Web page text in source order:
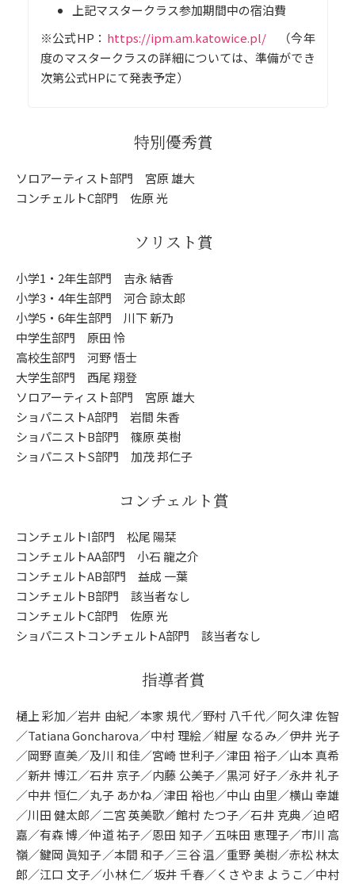
上記マスタークラス参加期間中の宿泊費
※公式HP： https://ipm.am.katowice.pl/（今年
度のマスタークラスの詳細については、準備ができ
次第公式HPにて発表予定）
特別優秀賞
ソロアーティスト部門 宮原 雄大
コンチェルトC部門 佐原 光
ソリスト賞
小学1・2年生部門 吉永 結香
小学3・4年生部門 河合 諒太郎
小学5・6年生部門 川下 新乃
中学生部門 原田 怜
高校生部門 河野 悟士
大学生部門 西尾 翔登
ソロアーティスト部門 宮原 雄大
ショパニストA部門 岩間 朱香
ショパニストB部門 篠原 英樹
ショパニストS部門 加茂 邦仁子
コンチェルト賞
コンチェルトI部門 松尾 陽栞
コンチェルトAA部門 小石 龍之介
コンチェルトAB部門 益成 一葉
コンチェルトB部門 該当者なし
コンチェルトC部門 佐原 光
ショパニストコンチェルトA部門 該当者なし
指導者賞
樋上 彩加／岩井 由紀／本家 規代／野村 八千代／阿久津 佐智
／Tatiana Goncharova／中村 理絵／紺屋 なるみ／伊井 光子
／岡野 直美／及川 和佳／宮崎 世利子／津田 裕子／山本 真希
／新井 博江／石井 京子／内藤 公美子／黒河 好子／永井 礼子
／中井 恒仁／丸子 あかね／津田 裕也／中山 由里／横山 幸雄
／川田 健太郎／二宮 英美歌／館村 たつ子／石井 克典／迫 昭
嘉／有森 博／仲道 祐子／恩田 知子／五味田 恵理子／市川 高
嶺／鍵岡 眞知子／本間 和子／三谷 温／重野 美樹／赤松 林太
郎／江口 文子／小林 仁／坂井 千春／くさやま ようこ／中村